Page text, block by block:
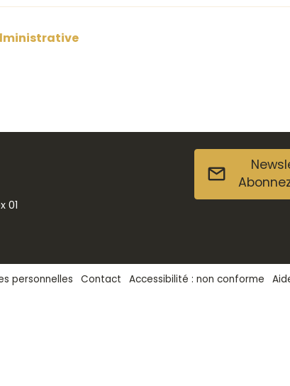
01
personnelles Contact Accessibilité : non conforme